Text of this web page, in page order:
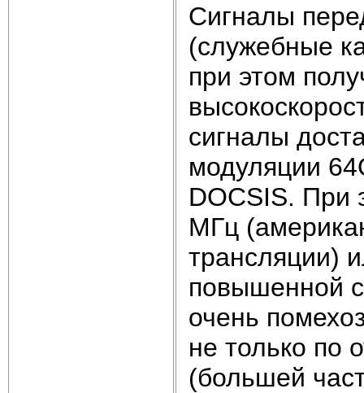
Сигналы
(служебные
при этом
сигналы
модуляции
DOCSIS. При
МГц
трансляции)
повышенной
очень
не только по
(большей